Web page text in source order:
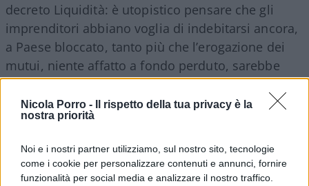
Nicola Porro -
Il rispetto della tua privacy è la
nostra priorità
Noi e i nostri partner utilizziamo, sul nostro sito, tecnologie
come i cookie per personalizzare contenuti e annunci, fornire
funzionalità per social media e analizzare il nostro traffico.
decreto Liquidità: è utopistico pensare che gli
imprenditori abbiano voglia di indebitarsi ancora,
a Paese bloccato, tanto più che l’erogazione dei
mutui, niente affatto a fondo perduto, sarebbe
subordinata alla morsa delle valutazioni bancarie
di solvibilità. Conte non ha un piano, non ha un
pacchetto, sia pure abbozzato, con cui alzare la
può essere occultato dalla moltiplicazione delle
task force, che hanno origini e attribuzioni poco